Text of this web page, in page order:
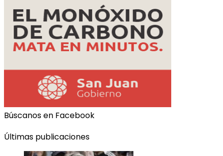
Búscanos en Facebook
Últimas publicaciones